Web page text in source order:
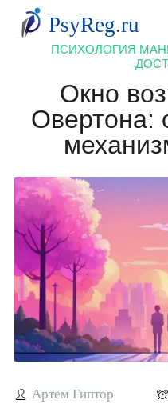
ПСИХОЛОГИЯ
Окно
Овертона:
Артем Гиптор